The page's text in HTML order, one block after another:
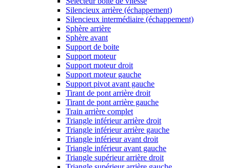
Silencieux arrière (échappement)
Silencieux intermédiaire (échappement)
Sphère arrière
Sphère avant
Support de boite
Support moteur
Support moteur droit
Support moteur gauche
Support pivot avant gauche
Tirant de pont arrière droit
Tirant de pont arrière gauche
Train arrière complet
Triangle inférieur arrière droit
Triangle inférieur arrière gauche
Triangle inférieur avant droit
Triangle inférieur avant gauche
Triangle supérieur arrière droit